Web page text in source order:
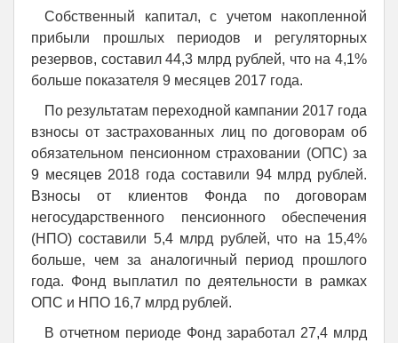
Собственный капитал, с учетом накопленной
прибыли прошлых периодов и регуляторных
резервов, составил 44,3 млрд рублей, что на 4,1%
больше показателя 9 месяцев 2017 года.
По результатам переходной кампании 2017 года
взносы от застрахованных лиц по договорам об
обязательном пенсионном страховании (ОПС) за
9 месяцев 2018 года составили 94 млрд рублей.
Взносы от клиентов Фонда по договорам
негосударственного пенсионного обеспечения
(НПО) составили 5,4 млрд рублей, что на 15,4%
больше, чем за аналогичный период прошлого
года. Фонд выплатил по деятельности в рамках
ОПС и НПО 16,7 млрд рублей.
В отчетном периоде Фонд заработал 27,4 млрд